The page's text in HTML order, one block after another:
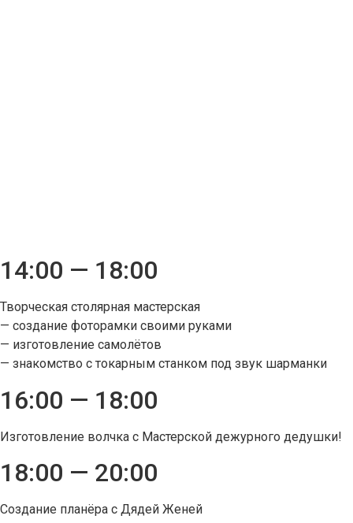
14:00 — 18:00
Творческая столярная мастерская
— создание фоторамки своими руками
— изготовление самолётов
— знакомство с токарным станком под звук шарманки
16:00 — 18:00
Изготовление волчка с Мастерской дежурного дедушки!
18:00 — 20:00
Создание планёра с Дядей Женей